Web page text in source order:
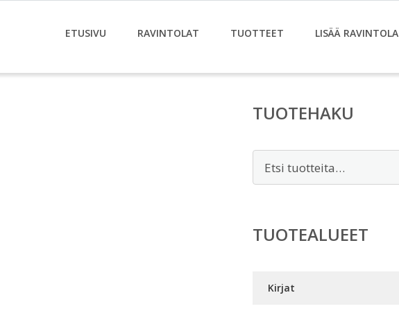
ETUSIVU RAVINTOLAT TUOTTEET LISÄÄ RAVINTOLA
TUOTEHAKU
TUOTEALUEET
Kirjat